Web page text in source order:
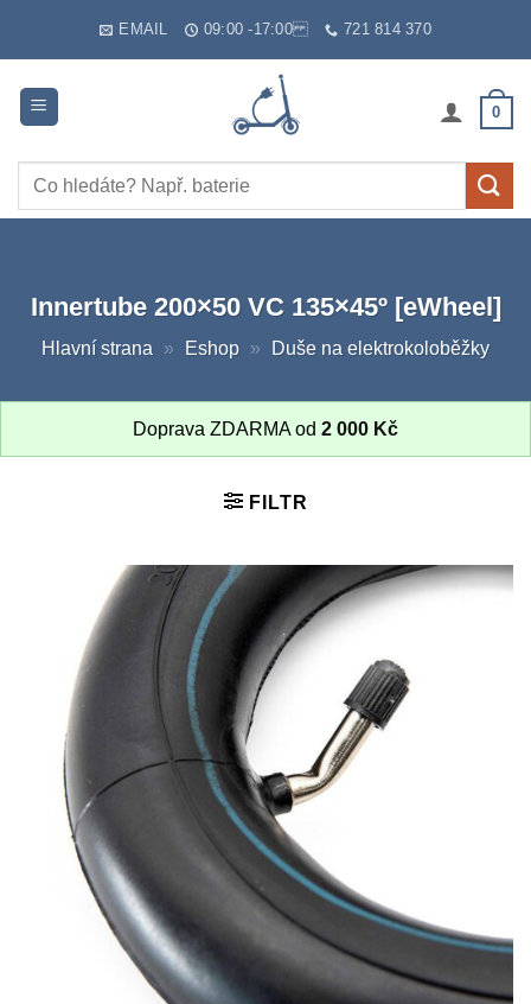
EMAIL 09:00 -17:00 721 814 370
0
Hledat:
Innertube 200×50 VC 135×45º [eWheel]
Hlavní strana » Eshop » Duše na elektrokoloběžky
Doprava ZDARMA od 2 000 Kč
FILTR